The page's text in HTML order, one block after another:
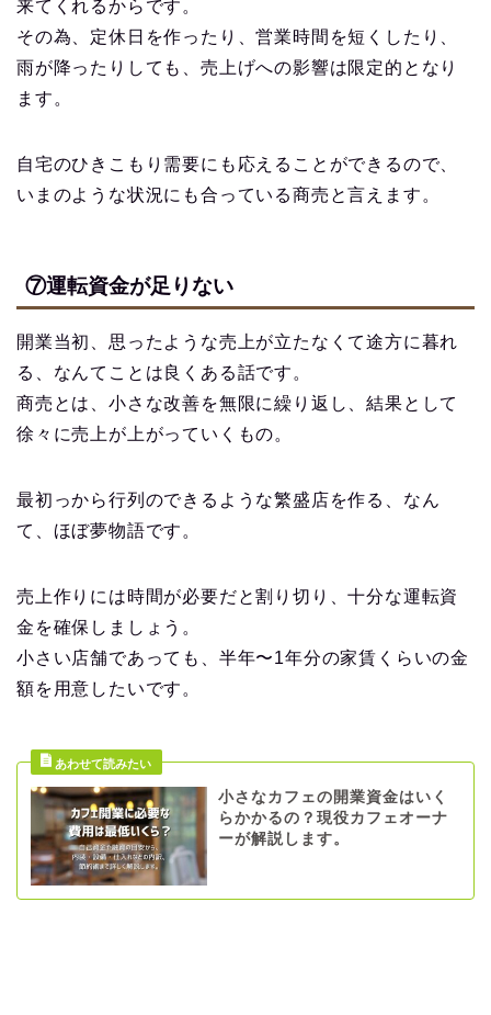
来てくれるからです。
その為、定休日を作ったり、営業時間を短くしたり、
雨が降ったりしても、売上げへの影響は限定的となり
ます。
自宅のひきこもり需要にも応えることができるので、
いまのような状況にも合っている商売と言えます。
⑦運転資金が足りない
開業当初、思ったような売上が立たなくて途方に暮れ
る、なんてことは良くある話です。
商売とは、小さな改善を無限に繰り返し、結果として
徐々に売上が上がっていくもの。
最初っから行列のできるような繁盛店を作る、なん
て、ほぼ夢物語です。
売上作りには時間が必要だと割り切り、十分な運転資
金を確保しましょう。
小さい店舗であっても、半年〜1年分の家賃くらいの金
額を用意したいです。
小さなカフェの開業資金はいく
らかかるの？現役カフェオーナ
ーが解説します。